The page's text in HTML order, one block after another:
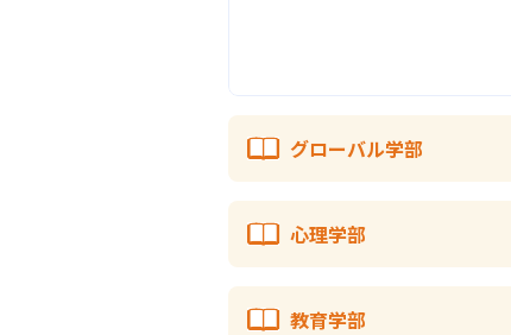
グローバル学部
心理学部
教育学部